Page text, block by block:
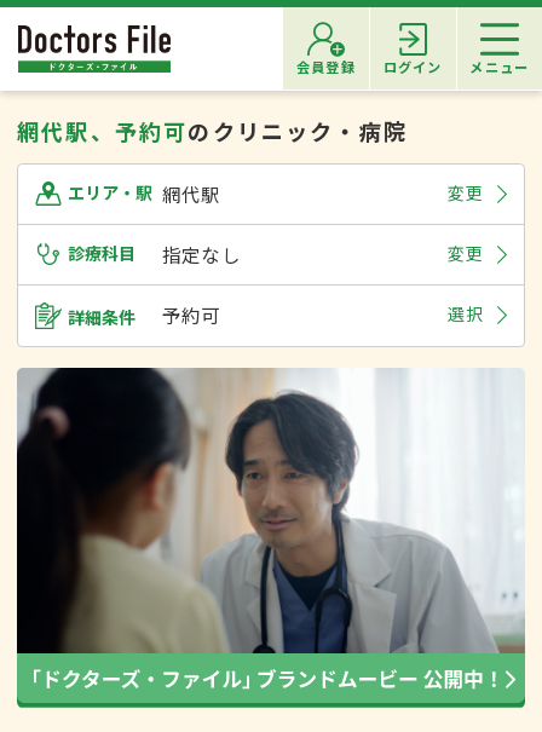
会員登録 ログイン メニュー
網代駅、予約可のクリニック・病院
エリア・駅 網代駅 変更
診療科目 指定なし 変更
詳細条件 予約可 選択